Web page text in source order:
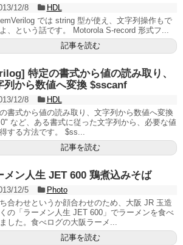
12/8
HDL
では string 型が使え、文字列操作もで
、という話です。 Motorola S-record 形式フ...
記事を読む
特定の書式から値の読み取り、
列から数値へ変換 $sscanf
12/8
HDL
書式から値の読み取り、文字列から数値へ変換
0" など、ある書式に従った文字列から、必要な値
する方法です。 $ss...
記事を読む
メン人生 JET 600 鶏煮込みそば
12/5
Photo
合わせというか顔合わせのため、大阪 JR 玉造
の「ラーメン人生 JET 600」でラーメンを食べ
した。食べログの大阪ラーメ...
記事を読む